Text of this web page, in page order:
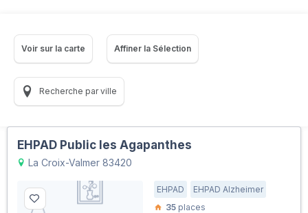
Voir sur la carte Affiner la Sélection
Recherche par ville
EHPAD Public les Agapanthes
La Croix-Valmer 83420
EHPAD
EHPAD Alzheimer
35 places